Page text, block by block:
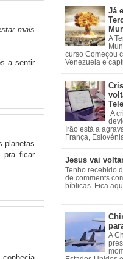
Já
A
curso Começou
Venezuela e
A
Irão está a
França, Eslovénia
Jesus vai
Tenho recebido
de comments
bíblicas. Fica
A
mais
a sentir
planetas
pra ficar